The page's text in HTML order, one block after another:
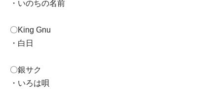
・いのちの名前
〇King Gnu
・白日
〇銀サク
・いろは唄